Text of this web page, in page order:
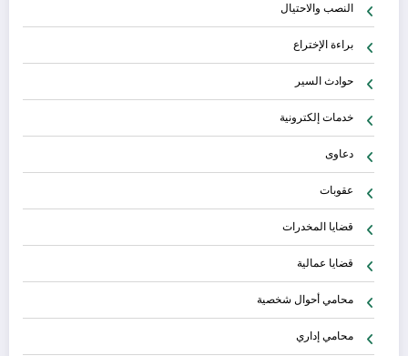
النصب والاحتيال
براءة الإختراع
حوادث السير
خدمات إلكترونية
دعاوى
عقوبات
قضايا المخدرات
قضايا عمالية
محامي أحوال شخصية
محامي إداري